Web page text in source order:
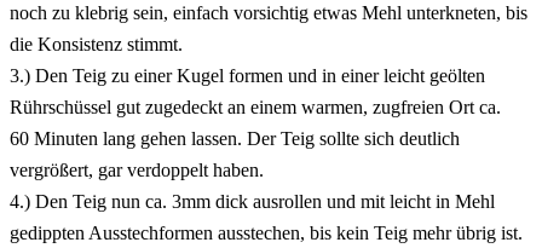
noch zu klebrig sein, einfach vorsichtig etwas Mehl unterkneten, bis
die Konsistenz stimmt.
3.) Den Teig zu einer Kugel formen und in einer leicht geölten
Rührschüssel gut zugedeckt an einem warmen, zugfreien Ort ca.
60 Minuten lang gehen lassen. Der Teig sollte sich deutlich
vergrößert, gar verdoppelt haben.
4.) Den Teig nun ca. 3mm dick ausrollen und mit leicht in Mehl
gedippten Ausstechformen ausstechen, bis kein Teig mehr übrig ist.